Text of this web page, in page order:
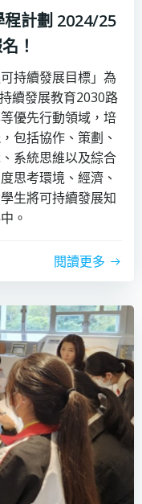
計劃 2024/25​
！
持續發展目標」為
續發展教育2030路
優先行動領域，培
包括協作、策劃、
系統思維以及綜合
思考環境、經濟、
生將可持續發展知
。
閱讀更多